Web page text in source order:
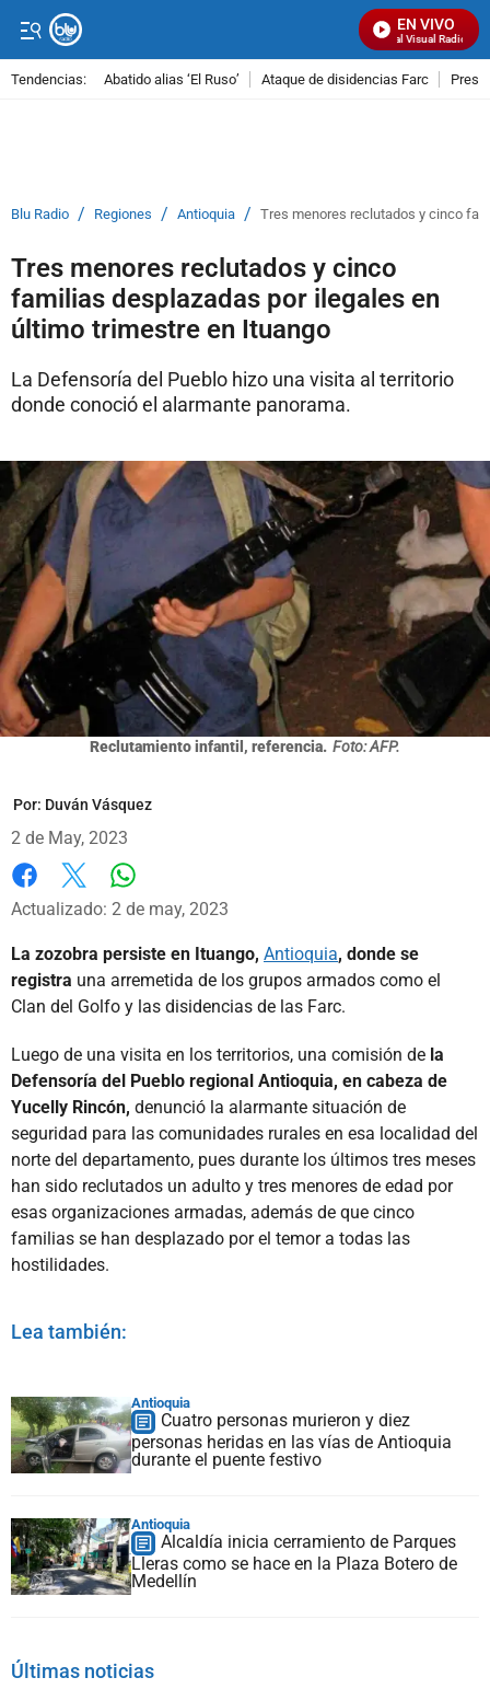
EN VIVO
Señal Visual Radio
Tendencias: Abatido alias ‘El Ruso’ Ataque de disidencias Farc
Blu Radio / Regiones / Antioquia / Tres menores reclutados y cinco
Tres menores reclutados y cinco
familias desplazadas por ilegales en
último trimestre en Ituango
La Defensoría del Pueblo hizo una visita al territorio
donde conoció el alarmante panorama.
Reclutamiento infantil, referencia. Foto: AFP.
Por: Duván Vásquez
2 de May, 2023
Facebook
X
Actualizado: 2 de may, 2023
La zozobra persiste en Ituango, Antioquia, donde se
registra una arremetida de los grupos armados como el
Clan del Golfo y las disidencias de las Farc.
Luego de una visita en los territorios, una comisión de la
Defensoría del Pueblo regional Antioquia, en cabeza de
Yucelly Rincón, denunció la alarmante situación de
seguridad para las comunidades rurales en esa localidad del
norte del departamento, pues durante los últimos tres meses
han sido reclutados un adulto y tres menores de edad por
esas organizaciones armadas, además de que cinco
familias se han desplazado por el temor a todas las
hostilidades.
Lea también:
Antioquia
Cuatro personas murieron y diez
personas heridas en las vías de Antioquia
durante el puente festivo
Antioquia
Alcaldía inicia cerramiento de Parques
Lleras como se hace en la Plaza Botero de
Medellín
Últimas noticias